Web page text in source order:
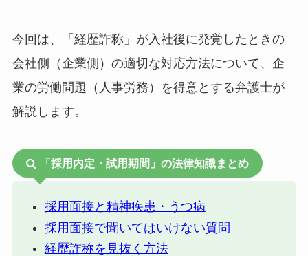
今回は、「経歴詐称」が入社後に発覚したときの
会社側（企業側）の適切な対応方法について、企
業の労働問題（人事労務）を得意とする弁護士が
解説します。
「採用内定・試用期間」の法律知識まとめ
採用面接と精神疾患・うつ病
採用面接で聞いてはいけない質問
経歴詐称を見抜く方法